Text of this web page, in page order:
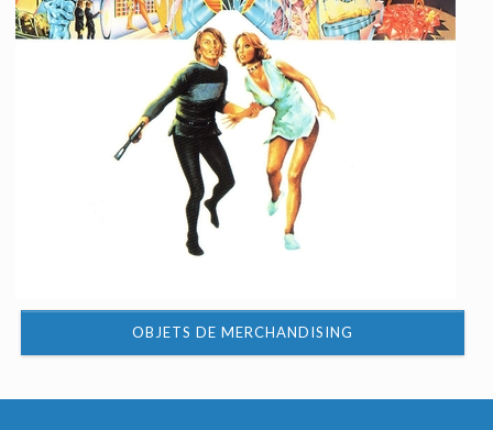
OBJETS DE MERCHANDISING